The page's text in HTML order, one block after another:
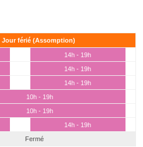
Jour férié (Assomption)
14h - 19h
14h - 19h
14h - 19h
10h - 19h
10h - 19h
14h - 19h
Fermé